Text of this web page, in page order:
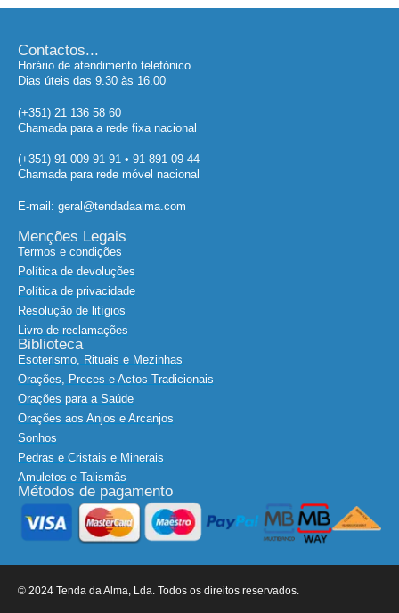
Contactos...
Horário de atendimento telefónico
Dias úteis das 9.30 às 16.00
(+351) 21 136 58 60
Chamada para a rede fixa nacional
(+351) 91 009 91 91 • 91 891 09 44
Chamada para rede móvel nacional
E-mail: geral@tendadaalma.com
Menções Legais
Termos e condições
Política de devoluções
Política de privacidade
Resolução de litígios
Livro de reclamações
Biblioteca
Esoterismo, Rituais e Mezinhas
Orações, Preces e Actos Tradicionais
Orações para a Saúde
Orações aos Anjos e Arcanjos
Sonhos
Pedras e Cristais e Minerais
Amuletos e Talismãs
Métodos de pagamento
© 2024 Tenda da Alma, Lda. Todos os direitos reservados.